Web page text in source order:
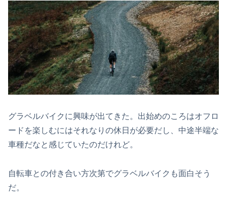
グラベルバイクに興味が出てきた。出始めのころはオフロ
ードを楽しむにはそれなりの休日が必要だし、中途半端な
車種だなと感じていたのだけれど。
自転車との付き合い方次第でグラベルバイクも面白そう
だ。